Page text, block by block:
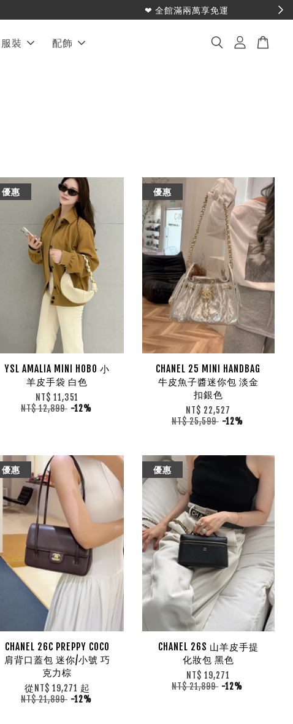
服裝 配飾
優惠
YSL AMALIA MINI HOBO 小
羊皮手袋 白色
NT$ 11,351
NT$ 12,899 -12%
優惠
CHANEL 25 MINI HANDBAG
牛皮魚子醬迷你包 淡金
扣銀色
NT$ 22,527
NT$ 25,599 -12%
優惠
CHANEL 26C PREPPY COCO
肩背口蓋包 迷你/小號 巧
克力棕
從 NT$ 19,271 起
NT$ 21,899 -12%
優惠
CHANEL 26S 山羊皮手提
化妝包 黑色
NT$ 19,271
NT$ 21,899 -12%